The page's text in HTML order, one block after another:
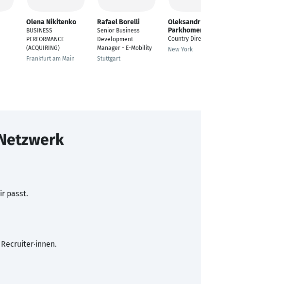
Olena Nikitenko
BUSINESS
PERFORMANCE
(ACQUIRING)
Frankfurt am Main
Rafael Borelli
Senior Business
Development
Manager - E-Mobility
Stuttgart
Oleksandr
Parkhomenko
Country Director
New York
passt.